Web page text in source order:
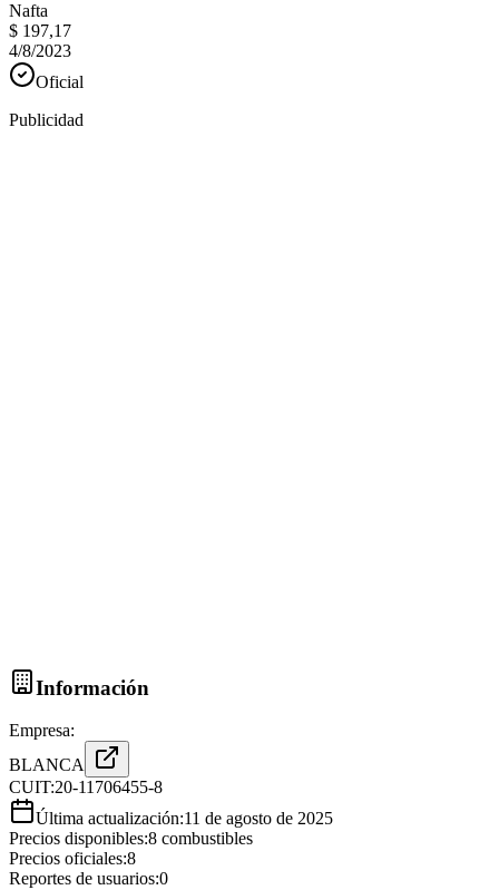
Nafta
$ 197,17
4/8/2023
Oficial
Publicidad
Información
Empresa:
BLANCA
CUIT:20-11706455-8
Última actualización:11 de agosto de 2025
Precios disponibles:8 combustibles
Precios oficiales:8
Reportes de usuarios:0